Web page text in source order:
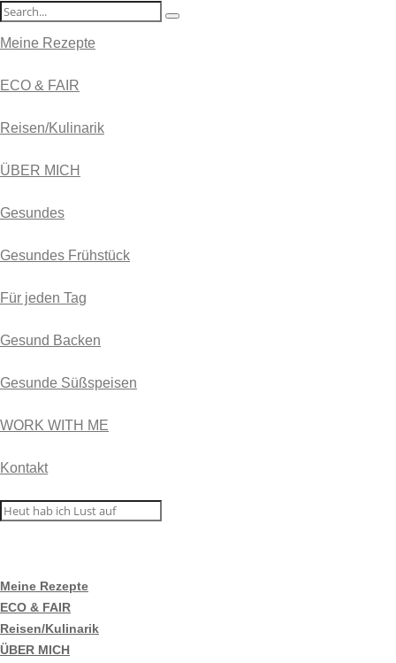
Meine Rezepte
ECO & FAIR
Reisen/Kulinarik
ÜBER MICH
Gesundes
Gesundes Frühstück
Für jeden Tag
Gesund Backen
Gesunde Süßspeisen
WORK WITH ME
Kontakt
Meine Rezepte
ECO & FAIR
Reisen/Kulinarik
ÜBER MICH